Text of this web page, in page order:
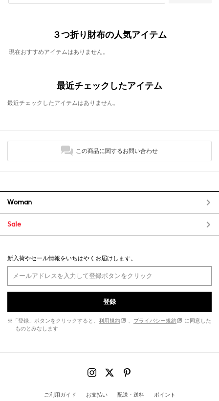
３つ折り財布の人気アイテム
現在おすすめアイテムはありません。
最近チェックしたアイテム
最近チェックしたアイテムはありません。
この商品に関するお問い合わせ
Woman
Sale
新入荷やセール情報をいちはやくお届けします。
登録
※「登録」ボタンをクリックすると、 利用規約 、 プライバシー規約
に同意した
ものとみなします
ご利用ガイド お支払い 配送・送料 ポイント